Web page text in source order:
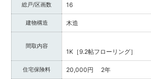
総戸/区画数 16
建物構造 木造
間取内容
1K［9.2帖フローリング］
住宅保険料 20,000円 2年